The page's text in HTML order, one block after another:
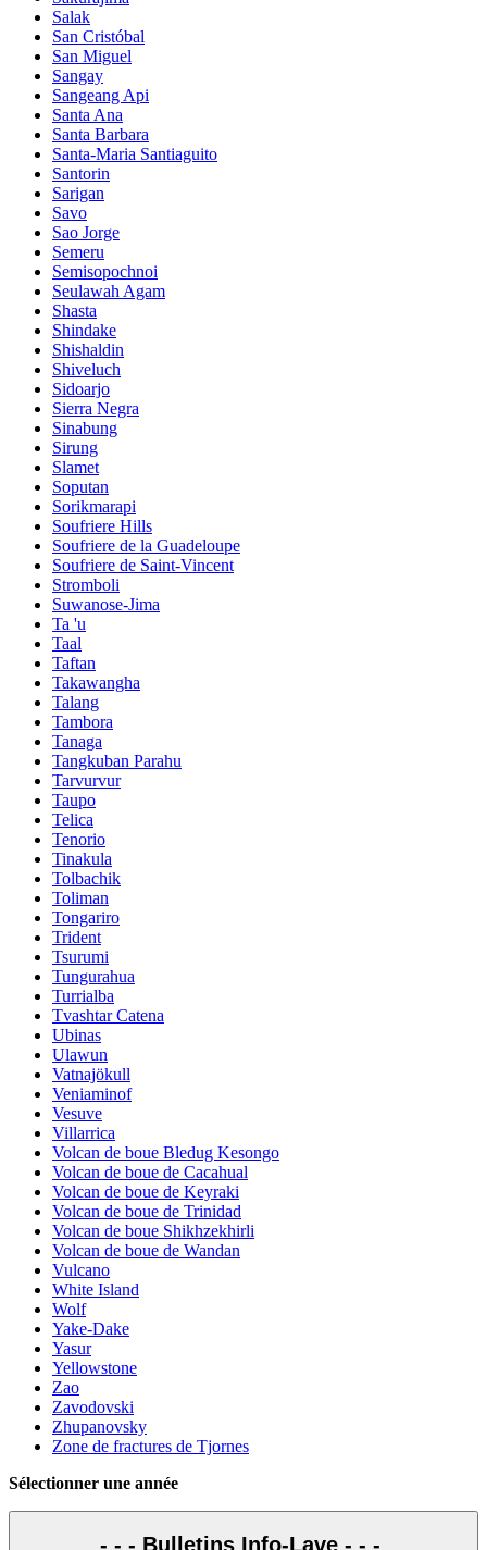
Salak
San Cristóbal
San Miguel
Sangay
Sangeang Api
Santa Ana
Santa Barbara
Santa-Maria Santiaguito
Santorin
Sarigan
Savo
Sao Jorge
Semeru
Semisopochnoi
Seulawah Agam
Shasta
Shindake
Shishaldin
Shiveluch
Sidoarjo
Sierra Negra
Sinabung
Sirung
Slamet
Soputan
Sorikmarapi
Soufriere Hills
Soufriere de la Guadeloupe
Soufriere de Saint-Vincent
Stromboli
Suwanose-Jima
Ta 'u
Taal
Taftan
Takawangha
Talang
Tambora
Tanaga
Tangkuban Parahu
Tarvurvur
Taupo
Telica
Tenorio
Tinakula
Tolbachik
Toliman
Tongariro
Trident
Tsurumi
Tungurahua
Turrialba
Tvashtar Catena
Ubinas
Ulawun
Vatnajökull
Veniaminof
Vesuve
Villarrica
Volcan de boue Bledug Kesongo
Volcan de boue de Cacahual
Volcan de boue de Keyraki
Volcan de boue de Trinidad
Volcan de boue Shikhzekhirli
Volcan de boue de Wandan
Vulcano
White Island
Wolf
Yake-Dake
Yasur
Yellowstone
Zao
Zavodovski
Zhupanovsky
Zone de fractures de Tjornes
Sélectionner une année
- - - Bulletins Info-Lave - - -